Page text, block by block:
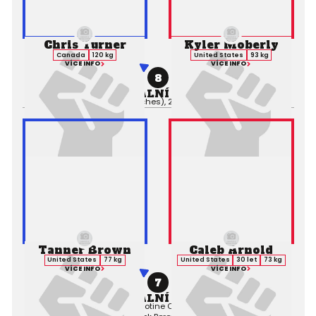
Chris Turner
Canada
120 kg
VÍCE INFO
8
PROFESIONÁLNÍ ZÁPAS MMA
Výsledek: TKO (Punches), 2. kolo 1:28,Rozhodčí:
Kyler Moberly
United States
93 kg
VÍCE INFO
Tanner Brown
United States
77 kg
VÍCE INFO
7
PROFESIONÁLNÍ ZÁPAS MMA
Výsledek:Submission (Guillotine Choke), 1. kolo 1:39,Rozhodčí:
Caleb Arnold
United States 30 let
73 kg
VÍCE INFO